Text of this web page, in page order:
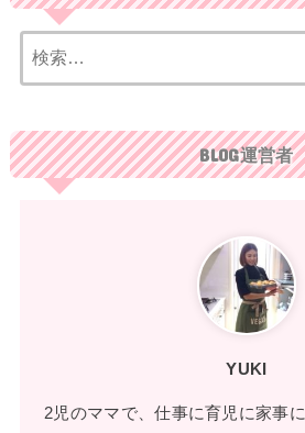
索:
BLOG運営者
YUKI
2児のママで、仕事に育児に家事